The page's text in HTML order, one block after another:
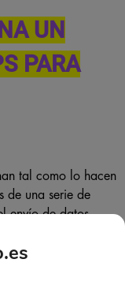
UN
PARA
tal como lo hacen
de una serie de
envío de datos